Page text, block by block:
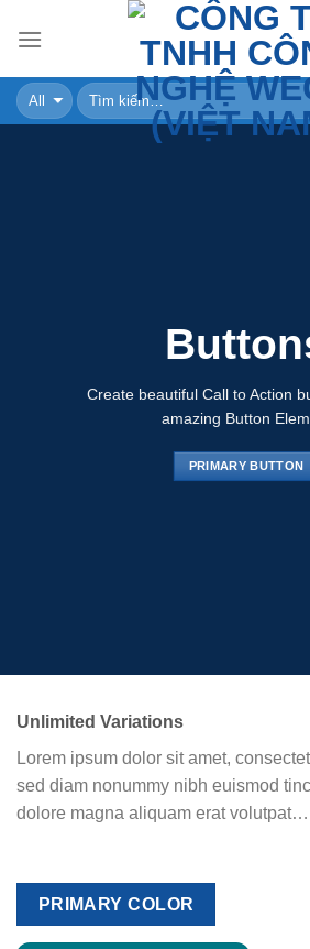
Create beautiful Call to Action
amazing Button
PRIMARY BUTTON
Unlimited Variations
Lorem ipsum dolor sit amet,
sed diam nonummy nibh euismod
dolore magna aliquam erat
PRIMARY COLOR